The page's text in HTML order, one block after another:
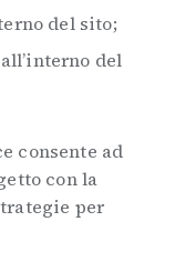
del sito;
del
consente ad
con la
per